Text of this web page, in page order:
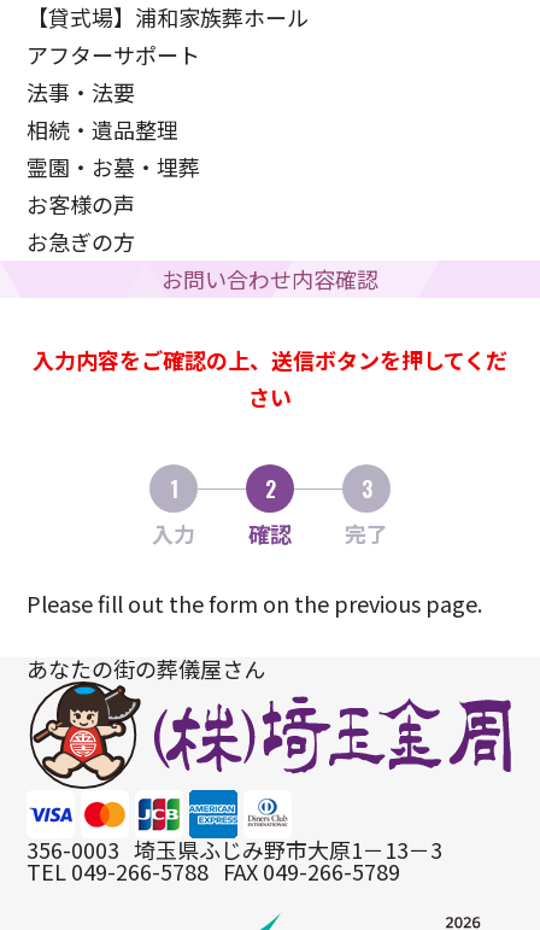
【貸式場】浦和家族葬ホール
アフターサポート
法事・法要
相続・遺品整理
霊園・お墓・埋葬
お客様の声
お急ぎの方
お問い合わせ内容確認
入力内容をご確認の上、送信ボタンを押してくだ
さい
1
入力
2
確認
3
完了
Please fill out the form on the previous page.
あなたの街の葬儀屋さん
356-0003 埼玉県ふじみ野市大原1－13－3
TEL 049-266-5788 FAX 049-266-5789